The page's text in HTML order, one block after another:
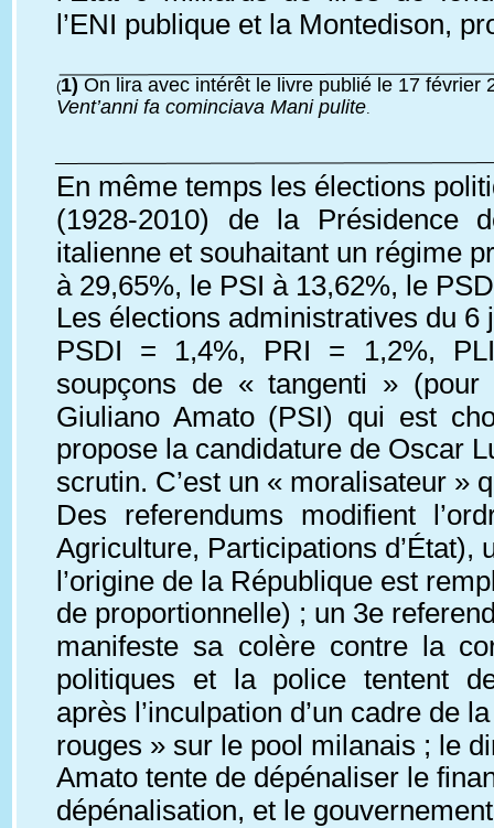
l’ENI publique et la Montedison,
(1) On lira avec intérêt le livre publié le 17 février
Vent’anni fa cominciava Mani pulite.
En même temps les élections
(1928-2010) de la Présidence
italienne et souhaitant un régime
à 29,65%, le PSI à 13,62%, le
Les élections administratives du
PSDI = 1,4%, PRI = 1,2%,
soupçons de « tangenti »
Giuliano Amato (PSI) qui est
propose la candidature de Oscar
scrutin. C’est un « moralisateur »
Des referendums modifient
Agriculture, Participations
l’origine de la République est
de proportionnelle) ; un 3e
manifeste sa colère contre la
politiques et la police tentent
après l’inculpation d’un cadre de
rouges » sur le pool milanais ; le
Amato tente de dépénaliser le
dépénalisation, et le